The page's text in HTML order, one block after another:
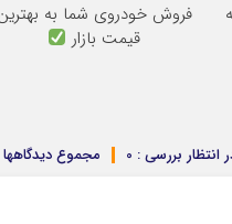
فروش خودروی شما به
قیمت بازار
مجموع دیدگاهها : انتظار بررسی : 0